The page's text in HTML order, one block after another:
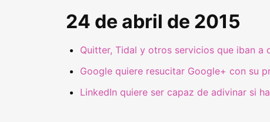
24 de abril de 2015
Quitter, Tidal y otros servicios que iban a
Google quiere resucitar Google+ con su
LinkedIn quiere ser capaz de adivinar si